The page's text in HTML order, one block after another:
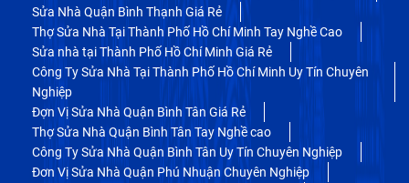
Sửa Nhà Quận Bình Thạnh Giá Rẻ
Thợ Sửa Nhà Tại Thành Phố Hồ Chí Minh Tay Nghề Cao
Sửa nhà tại Thành Phố Hồ Chí Minh Giá Rẻ
Công Ty Sửa Nhà Tại Thành Phố Hồ Chí Minh Uy Tín Chuyên
Nghiệp
Đợn Vị Sửa Nhà Quận Bình Tân Giá Rẻ
Thợ Sửa Nhà Quận Bình Tân Tay Nghề cao
Công Ty Sửa Nhà Quận Bình Tân Uy Tín Chuyên Nghiệp
Đơn Vị Sửa Nhà Quận Phú Nhuận Chuyên Nghiệp